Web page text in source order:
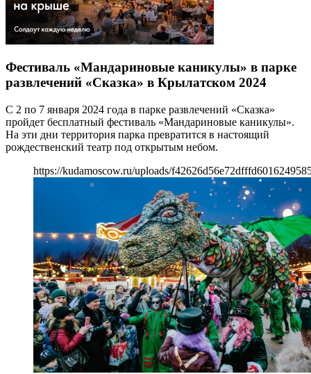
Фестиваль «Мандариновые каникулы» в парке
развлечений «Сказка» в Крылатском 2024
С 2 по 7 января 2024 года в парке развлечений «Сказка»
пройдет бесплатный фестиваль «Мандариновые каникулы».
На эти дни территория парка превратится в настоящий
рождественский театр под открытым небом.
https://kudamoscow.ru/uploads/